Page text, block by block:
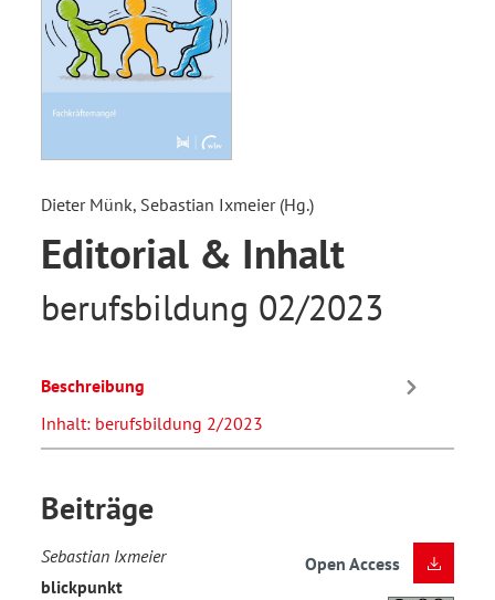
Dieter Münk, Sebastian Ixmeier (Hg.)
Editorial & Inhalt
berufsbildung 02/2023
Beschreibung
Inhalt: berufsbildung 2/2023
Beiträge
Sebastian Ixmeier
blickpunkt
Open Access